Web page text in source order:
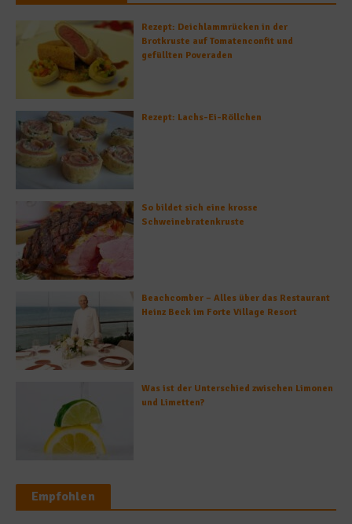
Rezept: Deichlammrücken in der
Brotkruste auf Tomatenconfit und
gefüllten Poveraden
Rezept: Lachs-Ei-Röllchen
So bildet sich eine krosse
Schweinebratenkruste
Beachcomber – Alles über das Restaurant
Heinz Beck im Forte Village Resort
Was ist der Unterschied zwischen Limonen
und Limetten?
Empfohlen